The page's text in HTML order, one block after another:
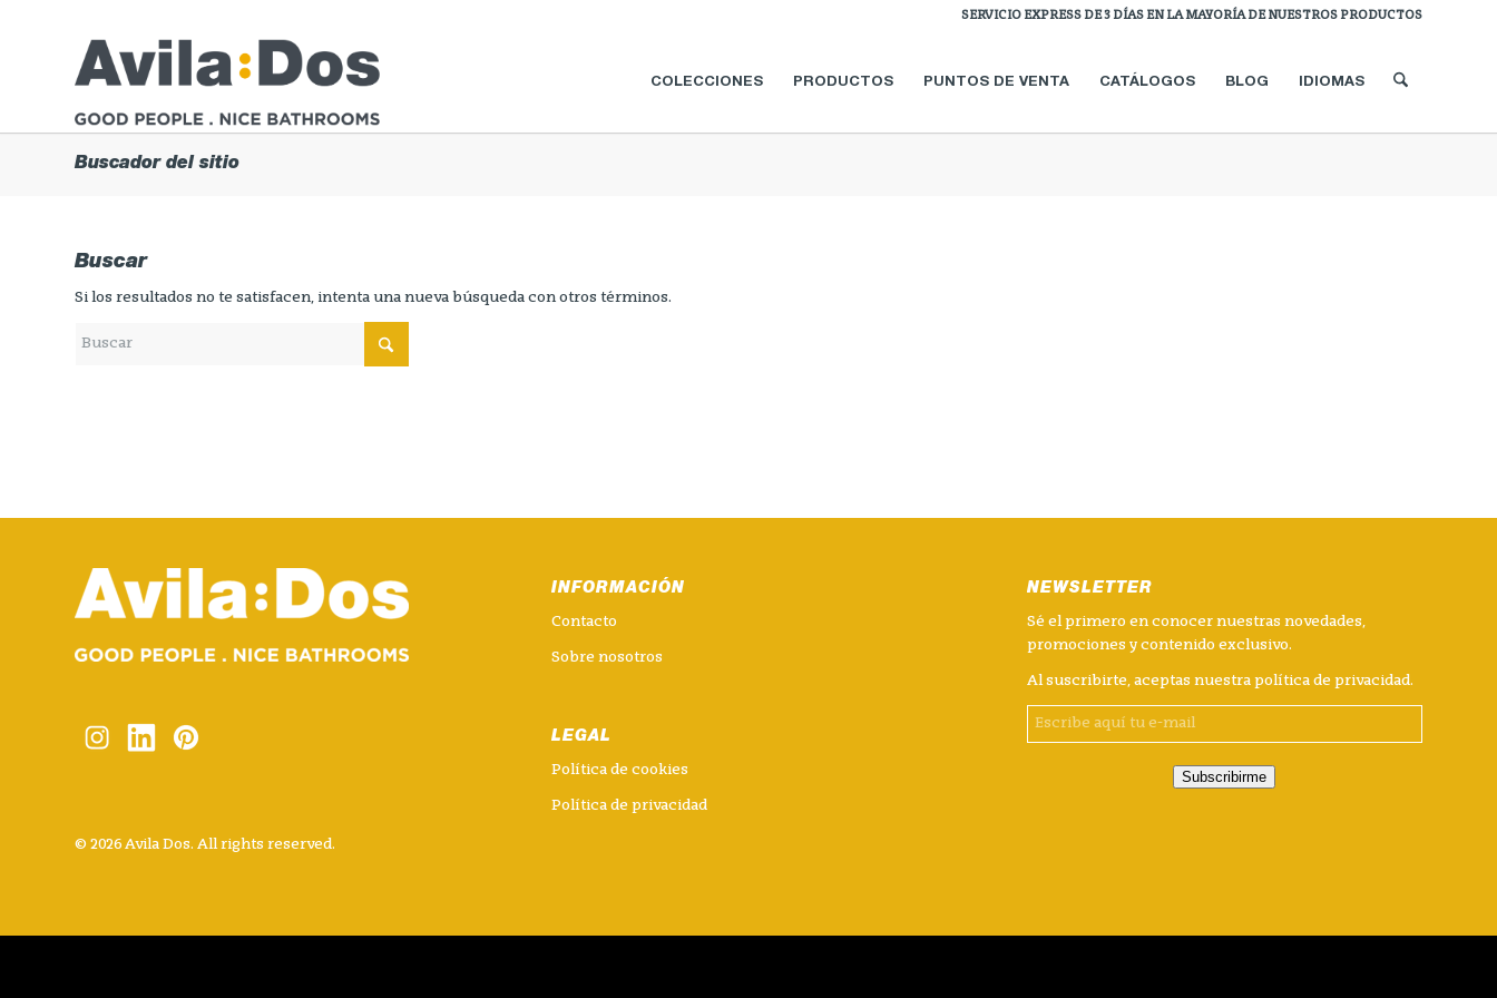
SERVICIO EXPRESS DE 3 DÍAS EN LA MAYORÍA DE NUESTROS PRODUCTOS
COLECCIONES PRODUCTOS PUNTOS DE VENTA CATÁLOGOS BLOG IDIOMAS
Buscador del sitio
Buscar
Si los resultados no te satisfacen, intenta una nueva búsqueda con otros términos.
© 2026 Avila Dos. All rights reserved.
INFORMACIÓN
Contacto
Sobre nosotros
LEGAL
Política de cookies
Política de privacidad
NEWSLETTER
Sé el primero en conocer nuestras novedades,
promociones y contenido exclusivo.
Al suscribirte, aceptas nuestrapolítica de privacidad.
Subscribirme